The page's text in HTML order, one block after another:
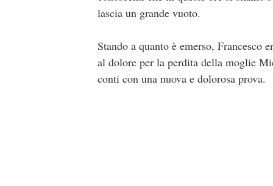
lascia un grande vuoto.
Stando a quanto è emerso,
al dolore per la perdita della moglie
conti con una nuova e dolorosa prova.